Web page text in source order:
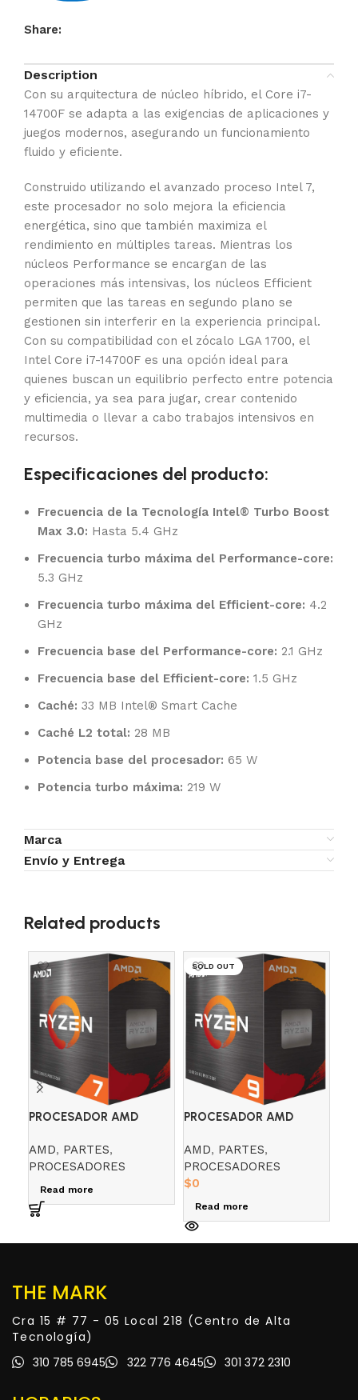
Share:
Description
Con su arquitectura de núcleo híbrido, el Core i7-
14700F se adapta a las exigencias de aplicaciones y
juegos modernos, asegurando un funcionamiento
fluido y eficiente.
Construido utilizando el avanzado proceso Intel 7,
este procesador no solo mejora la eficiencia
energética, sino que también maximiza el
rendimiento en múltiples tareas. Mientras los
núcleos Performance se encargan de las
operaciones más intensivas, los núcleos Efficient
permiten que las tareas en segundo plano se
gestionen sin interferir en la experiencia principal.
Con su compatibilidad con el zócalo LGA 1700, el
Intel Core i7-14700F es una opción ideal para
quienes buscan un equilibrio perfecto entre potencia
y eficiencia, ya sea para jugar, crear contenido
multimedia o llevar a cabo trabajos intensivos en
recursos.
Especificaciones del producto:
Frecuencia de la Tecnología Intel® Turbo Boost
Max 3.0: Hasta 5.4 GHz
Frecuencia turbo máxima del Performance-core:
5.3 GHz
Frecuencia turbo máxima del Efficient-core: 4.2
GHz
Frecuencia base del Performance-core: 2.1 GHz
Frecuencia base del Efficient-core: 1.5 GHz
Caché: 33 MB Intel® Smart Cache
Caché L2 total: 28 MB
Potencia base del procesador: 65 W
Potencia turbo máxima: 219 W
Marca
Envío y Entrega
Related products
PROCESADOR AMD
AMD, PARTES,
PROCESADORES
Read more
SOLD OUT
PROCESADOR AMD
AMD, PARTES,
PROCESADORES
$0
Read more
THE MARK
Cra 15 # 77 - 05 Local 218 (Centro de Alta
Tecnología)
310 785 6945
322 776 4645 301 372 2310